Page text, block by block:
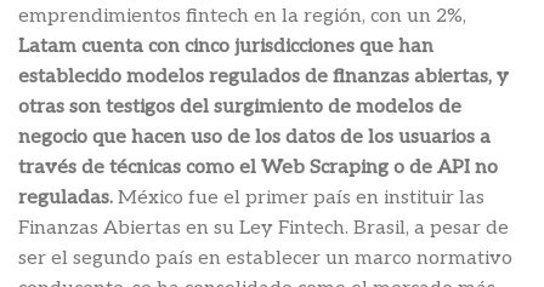
emprendimientos fintech en la región, con un 2%,
Latam cuenta con cinco jurisdicciones que han
establecido modelos regulados de finanzas abiertas, y
otras son testigos del surgimiento de modelos de
negocio que hacen uso de los datos de los usuarios a
través de técnicas como el Web Scraping o de API no
reguladas. México fue el primer país en instituir las
Finanzas Abiertas en su Ley Fintech. Brasil, a pesar de
ser el segundo país en establecer un marco normativo